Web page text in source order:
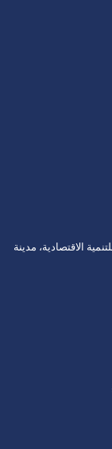
الاقتصادية، مدينة